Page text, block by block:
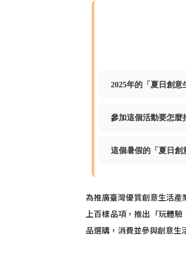
2025年的「夏日創
參加這個活動要怎麼
這個暑假的「夏日創
為推廣臺灣優質創意生活
上百樣品項，推出「玩體
品選購，消費並參與創意生